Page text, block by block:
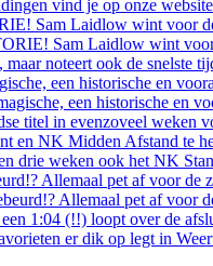
Sam Laidlow wint voor
een historische en
Allemaal pet af voor de